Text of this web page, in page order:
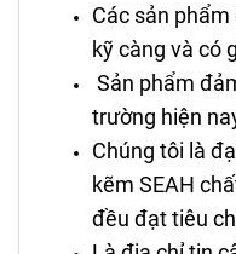
Các sản
kỹ càng và có
Sản phẩm
trường hiện
Chúng tôi là
kẽm SEAH
đều đạt tiêu